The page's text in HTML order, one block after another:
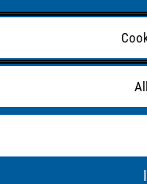
chemische